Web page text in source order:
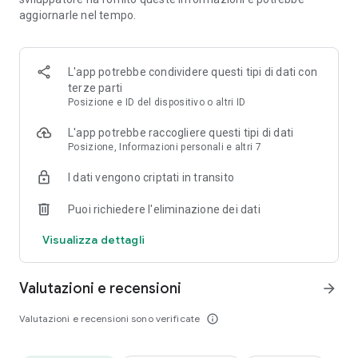
Colleziona set di proprietà per costruire case, convertirle in
Ti basterà premere GO!
GODITI LA CLASSICA ATMOSFERA DI MONOPOLY
MONOPOLY che tutti noi amiamo. Con volti noti come MR.
MONOPOLY e grandi classici come la prigione, le stazioni, le
massimo i nuovi minigiochi come Probabilità, in cui tu e i tuoi
amici dovrete prendervi una pausa dalle marachelle per
grana, e non dimenticarti di seguire i nostri eventi per
aggiornarle nel tempo.
L'app potrebbe condividere questi tipi di dati con
terze parti
Posizione e ID del dispositivo o altri ID
L'app potrebbe raccogliere questi tipi di dati
Posizione, Informazioni personali e altri 7
I dati vengono criptati in transito
Puoi richiedere l'eliminazione dei dati
Visualizza dettagli
Valutazioni e recensioni
Valutazioni e recensioni sono verificate info_outline
arrow_forward